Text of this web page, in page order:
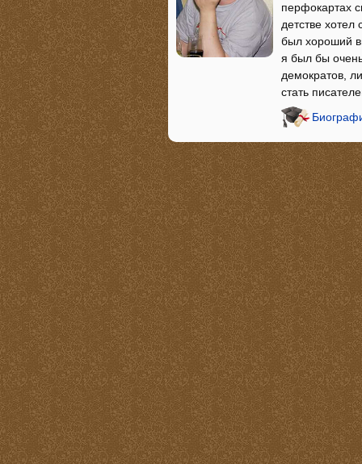
перфокартах
детстве
был хороший
я был бы
демократов,
стать